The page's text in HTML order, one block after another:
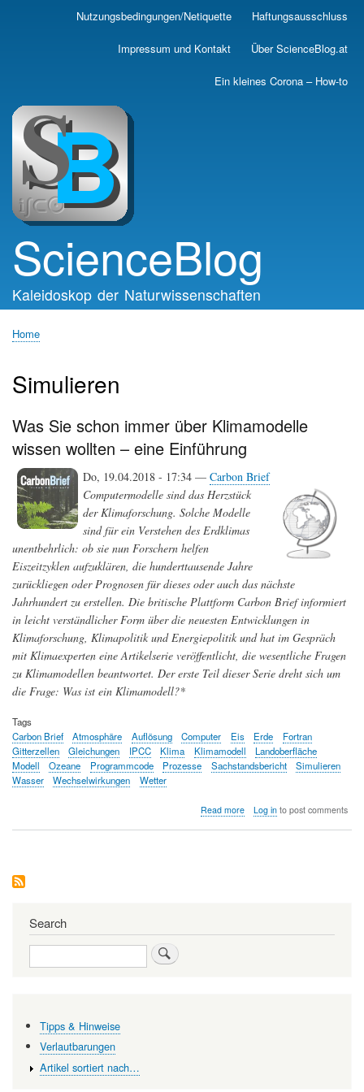
Skip
main
Nutzungsbedingungen/Netiquette Haftungsausschluss
Impressum und Kontakt Über ScienceBlog.at
Ein kleines Corona – How-to
ScienceBlog
Kaleidoskop der Naturwissenschaften
Home
Simulieren
Was Sie schon immer über Klimamodelle
wissen wollten – eine Einführung
Do, 19.04.2018 - 17:34 — Carbon Brief
Computermodelle sind das Herzstück
der Klimaforschung. Solche Modelle
sind für ein Verstehen des Erdklimas
unentbehrlich: ob sie nun Forschern helfen
Eiszeitzyklen aufzuklären, die hunderttausende Jahre
zurückliegen oder Prognosen für dieses oder auch das nächste
Jahrhundert zu erstellen. Die britische Plattform Carbon Brief informiert
in leicht verständlicher Form über die neuesten Entwicklungen in
Klimaforschung, Klimapolitik und Energiepolitik und hat im Gespräch
mit Klimaexperten eine Artikelserie veröffentlicht, die wesentliche Fragen
zu Klimamodellen beantwortet. Der erste Teil dieser Serie dreht sich um
die Frage: Was ist ein Klimamodell?*
Tags
Carbon Brief
Atmosphäre Auflösung Computer Eis Erde
Fortran
Gitterzellen
Gleichungen IPCC Klima Klimamodell
Landoberfläche
Modell
Ozeane Programmcode Prozesse Sachstandsbericht
Simulieren
Wasser
Wechselwirkungen Wetter
Read moreabout
–
Log into post comments
Search
Search
Tipps & Hinweise
Verlautbarungen
Artikel sortiert nach…